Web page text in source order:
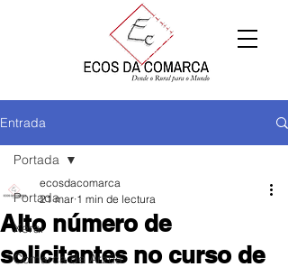
Entrada
Portada
Xeral
Comarca de Arzúa
Portada
Alto número de
solicitantes no curso de
ecosdacomarca
21 mar 1 min de lectura